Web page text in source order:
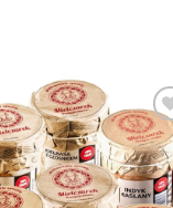
Dodaj